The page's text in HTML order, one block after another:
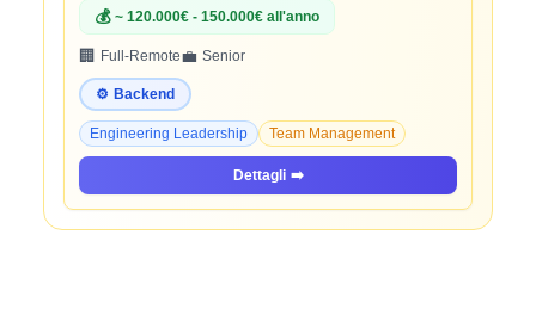
💰 ~ 120.000€ - 150.000€ all'anno
🏢 Full-Remote💼 Senior
⚙️ Backend
Engineering Leadership Team Management
Dettagli ➡️